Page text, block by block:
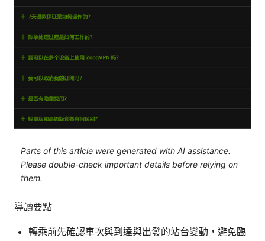
Parts of this article were generated with AI assistance.
Please double-check important details before relying on
them.
導讀要點
轉乘前先確認車次與到達與出發的站台變動，避免臨